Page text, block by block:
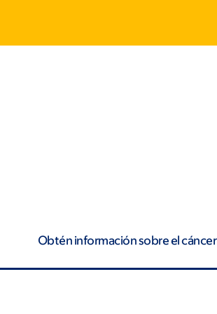
Obtén información sobre el